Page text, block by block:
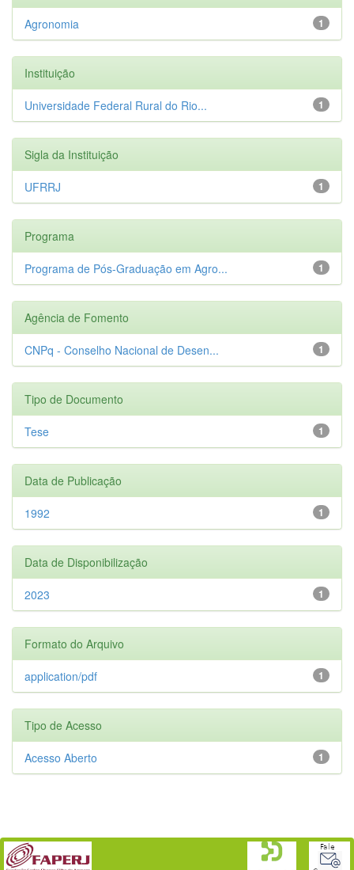
1
Agronomia
Instituição
1
Universidade Federal Rural do Rio...
Sigla da Instituição
1
UFRRJ
Programa
1
Programa de Pós-Graduação em Agro...
Agência de Fomento
1
CNPq - Conselho Nacional de Desen...
Tipo de Documento
1
Tese
Data de Publicação
1
1992
Data de Disponibilização
1
2023
Formato do Arquivo
1
application/pdf
Tipo de Acesso
1
Acesso Aberto